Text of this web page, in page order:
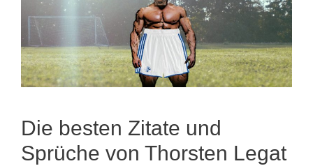
Die besten Zitate und
Sprüche von Thorsten Legat